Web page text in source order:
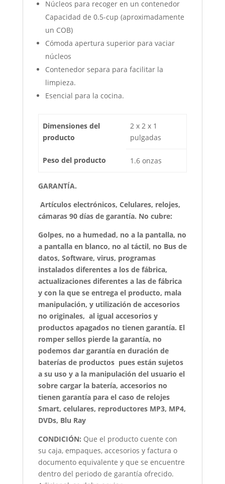
Núcleos para recoger en un contenedor
Capacidad de 0.5-cup (aproximadamente
un COB)
Cómoda apertura superior para vaciar
núcleos
Contenedor separa para facilitar la
limpieza.
Esencial para la cocina.
Dimensiones del
producto
2 x 2 x 1
pulgadas
Peso del producto 1.6 onzas
GARANTÍA.
Artículos electrónicos, Celulares, relojes,
cámaras 90 días de garantía. No cubre:
Golpes, no a humedad, no a la pantalla, no
a pantalla en blanco, no al táctil, no Bus de
datos, Software, virus, programas
instalados diferentes a los de fábrica,
actualizaciones diferentes a las de fábrica
y con la que se entrega el producto, mala
manipulación, y utilización de accesorios
no originales, al igual accesorios y
productos apagados no tienen garantía. El
romper sellos pierde la garantía, no
podemos dar garantía en duración de
baterías de productos pues están sujetos
a su uso y a la manipulación del usuario el
sobre cargar la batería, accesorios no
tienen garantía para el caso de relojes
Smart, celulares, reproductores MP3, MP4,
DVDs, Blu Ray
CONDICIÓN: Que el producto cuente con
su caja, empaques, accesorios y factura o
documento equivalente y que se encuentre
dentro del periodo de garantía ofrecido.